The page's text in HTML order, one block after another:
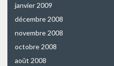
janvier 2009
décembre 2008
novembre 2008
octobre 2008
août 2008